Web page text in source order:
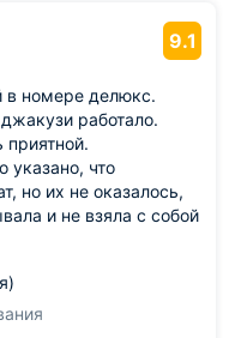
9.1
в номере делюкс.
работало.
приятной.
указано, что
но их не оказалось,
и не взяла с собой